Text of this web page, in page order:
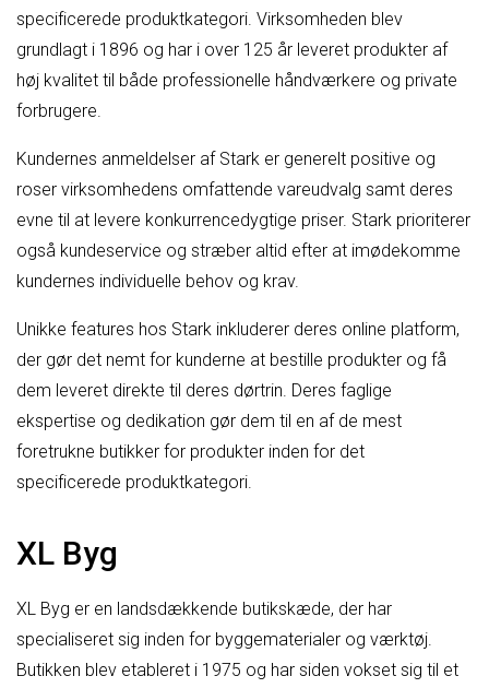
specificerede produktkategori. Virksomheden blev
grundlagt i 1896 og har i over 125 år leveret produkter af
høj kvalitet til både professionelle håndværkere og private
forbrugere.
Kundernes anmeldelser af Stark er generelt positive og
roser virksomhedens omfattende vareudvalg samt deres
evne til at levere konkurrencedygtige priser. Stark prioriterer
også kundeservice og stræber altid efter at imødekomme
kundernes individuelle behov og krav.
Unikke features hos Stark inkluderer deres online platform,
der gør det nemt for kunderne at bestille produkter og få
dem leveret direkte til deres dørtrin. Deres faglige
ekspertise og dedikation gør dem til en af de mest
foretrukne butikker for produkter inden for det
specificerede produktkategori.
XL Byg
XL Byg er en landsdækkende butikskæde, der har
specialiseret sig inden for byggematerialer og værktøj.
Butikken blev etableret i 1975 og har siden vokset sig til et